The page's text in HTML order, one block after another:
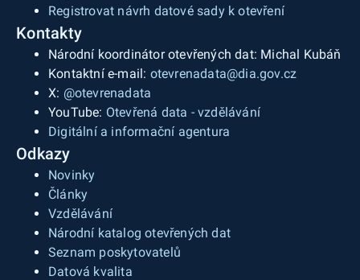
Registrovat návrh datové sady k otevření
Kontakty
Národní koordinátor otevřených dat: Michal Kubáň
Kontaktní e-mail: otevrenadata@dia.gov.cz
X: @otevrenadata
YouTube: Otevřená data - vzdělávání
Digitální a informační agentura
Odkazy
Novinky
Články
Vzdělávání
Národní katalog otevřených dat
Seznam poskytovatelů
Datová kvalita